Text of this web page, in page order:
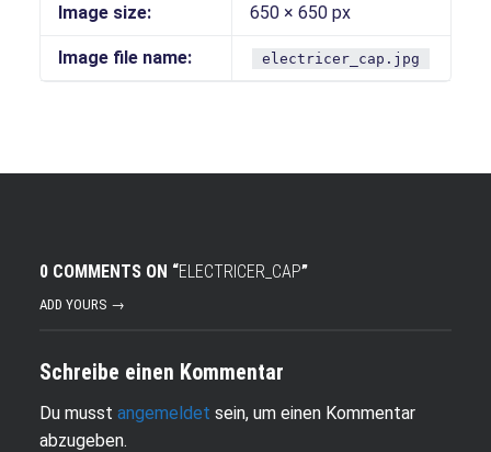
Image size: 650 × 650 px
Image file name: electricer_cap.jpg
0 COMMENTS ON “ELECTRICER_CAP”
ADD YOURS →
Schreibe einen Kommentar
Du musst angemeldet sein, um einen Kommentar
abzugeben.